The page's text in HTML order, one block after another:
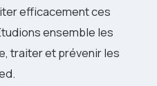
efficacement ces
ensemble les
traiter et prévenir les